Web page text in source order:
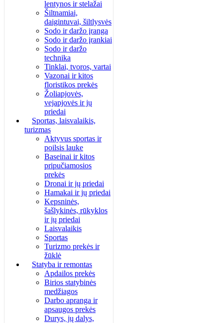
lentynos ir stelažai
Šiltnamiai,
daigintuvai, šiltlysvės
Sodo ir daržo įranga
Sodo ir daržo įrankiai
Sodo ir daržo
technika
Tinklai, tvoros, vartai
Vazonai ir kitos
floristikos prekės
Žoliapjovės,
vejapjovės ir jų
priedai
Sportas, laisvalaikis,
turizmas
Aktyvus sportas ir
poilsis lauke
Baseinai ir kitos
pripučiamosios
prekės
Dronai ir jų priedai
Hamakai ir jų priedai
Kepsninės,
šašlykinės, rūkyklos
ir jų priedai
Laisvalaikis
Sportas
Turizmo prekės ir
žūklė
Statyba ir remontas
Apdailos prekės
Birios statybinės
medžiagos
Darbo apranga ir
apsaugos prekės
Durys, jų dalys,